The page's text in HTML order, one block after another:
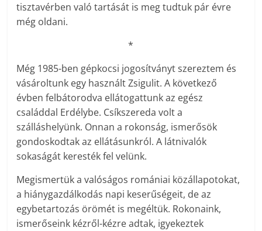
tisztavérben való tartását is meg tudtuk pár évre
még oldani.
*
Még 1985-ben gépkocsi jogosítványt szereztem és
vásároltunk egy használt Zsigulit. A következő
évben felbátorodva ellátogattunk az egész
családdal Erdélybe. Csíkszereda volt a
szálláshelyünk. Onnan a rokonság, ismerősök
gondoskodtak az ellátásunkról. A látnivalók
sokaságát keresték fel velünk.
Megismertük a valóságos romániai közállapotokat,
a hiánygazdálkodás napi keserűségeit, de az
egybetartozás örömét is megéltük. Rokonaink,
ismerőseink kézről-kézre adtak, igyekeztek